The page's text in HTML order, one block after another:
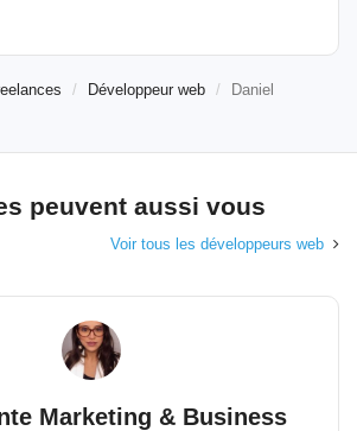
Développeur web Daniel
peuvent aussi vous
Voir tous les développeurs web
Marketing & Business